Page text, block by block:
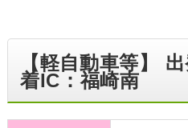
【軽自動車等】
着IC：福崎南